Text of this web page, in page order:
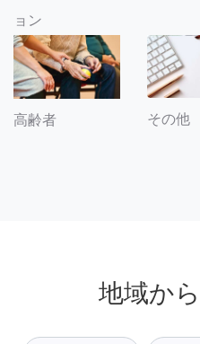
ョン
高齢者 その他
地域か